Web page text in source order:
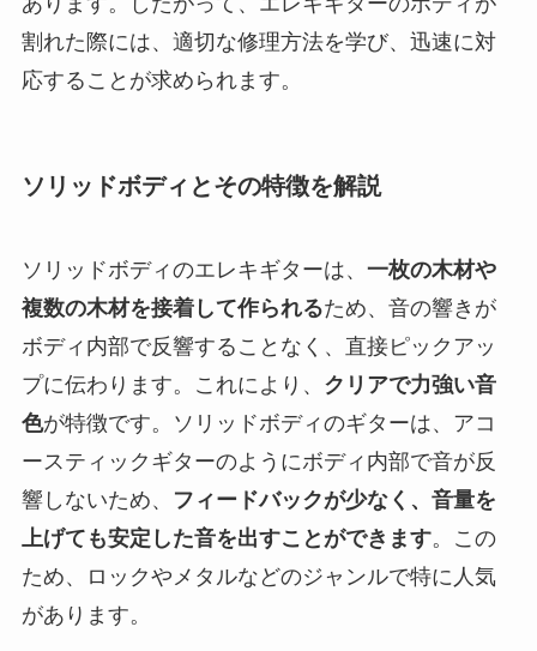
割れた際には、適切な修理方法を学び、迅速に対
応することが求められます。
ソリッドボディとその特徴を解説
ソリッドボディのエレキギターは、 一枚の木材や
複数の木材を接着して作られるため、音の響きが
ボディ内部で反響することなく、直接ピックアッ
プに伝わります。これにより、 クリアで力強い音
色が特徴です。ソリッドボディのギターは、アコ
ースティックギターのようにボディ内部で音が反
響しないため、
フィードバックが少なく、音量を
上げても安定した音を出すことができます。この
ため、ロックやメタルなどのジャンルで特に人気
があります。